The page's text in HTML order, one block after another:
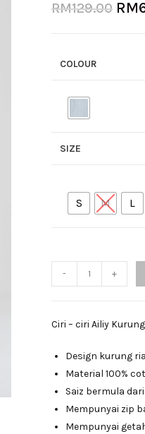
RM129.00 RM
COLOUR
SIZE
S M L
- +
Ciri – ciri Ailiy
Design kurung
Material 100%
Saiz bermula
Mempunyai zip
Mempunyai